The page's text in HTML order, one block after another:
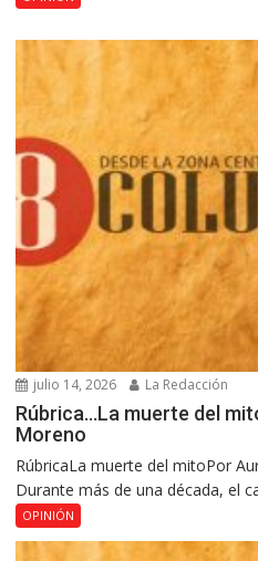
julio 14, 2026 La Redacción
Rúbrica…La muerte del
Moreno
RúbricaLa muerte del mitoPor
Durante más de una década, el
OPINIÓN